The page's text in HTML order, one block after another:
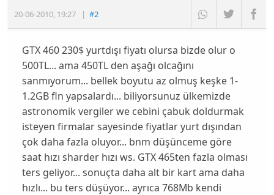
20-06-2010, 19:27 |#2
GTX 460 230$ yurtdışı fiyatı olursa bizde olur o
500TL... ama 450TL den aşağı olcağını
sanmıyorum... bellek boyutu az olmuş keşke 1-
1.2GB fln yapsalardı... biliyorsunuz ülkemizde
astronomik vergiler we cebini çabuk doldurmak
isteyen firmalar sayesinde fiyatlar yurt dışından
çok daha fazla oluyor... bnm düşünceme göre
saat hızı sharder hızı ws. GTX 465ten fazla olması
ters geliyor... sonuçta daha alt bir kart ama daha
hızlı... bu ters düşüyor... ayrıca 768Mb kendi